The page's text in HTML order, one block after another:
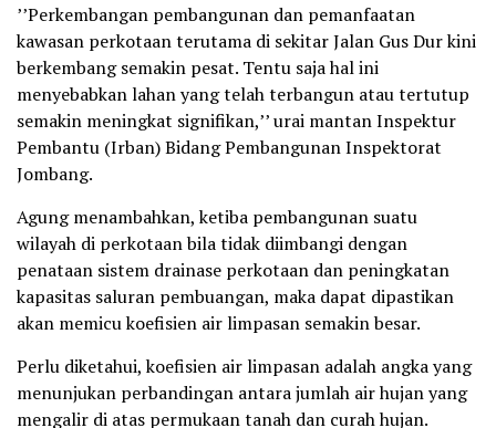
’’Perkembangan pembangunan dan pemanfaatan
kawasan perkotaan terutama di sekitar Jalan Gus Dur kini
berkembang semakin pesat. Tentu saja hal ini
menyebabkan lahan yang telah terbangun atau tertutup
semakin meningkat signifikan,’’ urai mantan Inspektur
Pembantu (Irban) Bidang Pembangunan Inspektorat
Jombang.
Agung menambahkan, ketiba pembangunan suatu
wilayah di perkotaan bila tidak diimbangi dengan
penataan sistem drainase perkotaan dan peningkatan
kapasitas saluran pembuangan, maka dapat dipastikan
akan memicu koefisien air limpasan semakin besar.
Perlu diketahui, koefisien air limpasan adalah angka yang
menunjukan perbandingan antara jumlah air hujan yang
mengalir di atas permukaan tanah dan curah hujan.